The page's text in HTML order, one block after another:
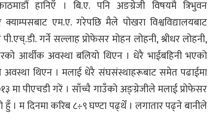
हानिएँ । बि.ए. पनि अङग्रेजी विषयमै त्रिभुवन
एम.ए. गरेपछि मैले पोखरा विश्वविद्यालयबाट
गर्ने सल्लाह प्रोफेसर मोहन लोहनी, श्रीधर लोहनी,
आर्थीक अवस्था बलियो थिएन । धेरै भाईबहिनी भएको
अवस्था थिएन । मलाई धेरै संघसंस्थाहरूबाट समेत पढाईमा
मा पीएचडी गरें । साँच्चै गाउँको अङ्ग्रेजीले मलाई प्रोफेसर
। म दिनमा करिब ८÷९ घण्टा पढ्थेँ । लगातार पढ्ने बानीले